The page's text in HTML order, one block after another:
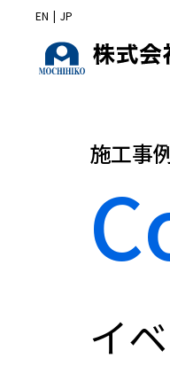
EN | JP
施工事
イ